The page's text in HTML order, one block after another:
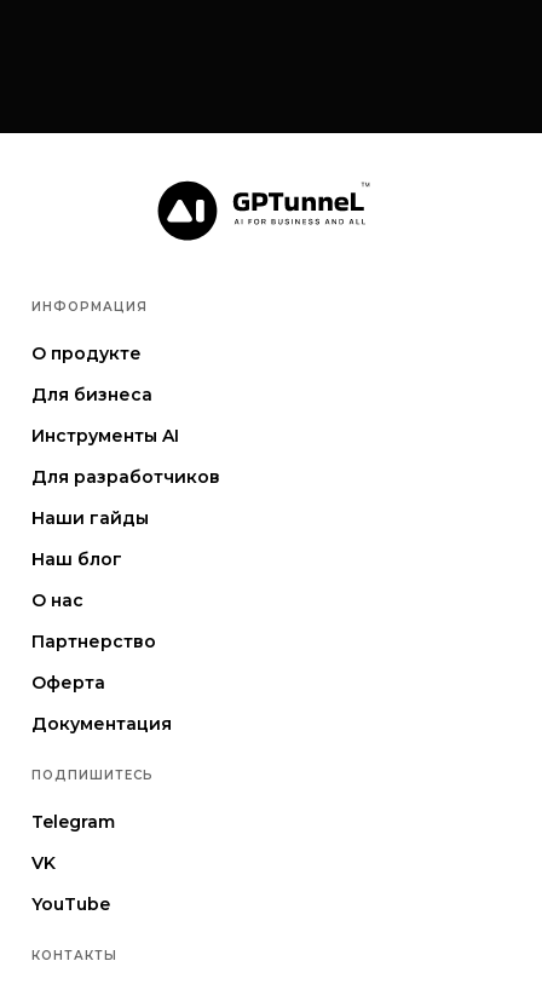
ИНФОРМАЦИЯ
О продукте
Для бизнеса
Инструменты AI
Для разработчиков
Наши гайды
Наш блог
О нас
Партнерство
Оферта
Документация
ПОДПИШИТЕСЬ
Telegram
VK
YouTube
КОНТАКТЫ